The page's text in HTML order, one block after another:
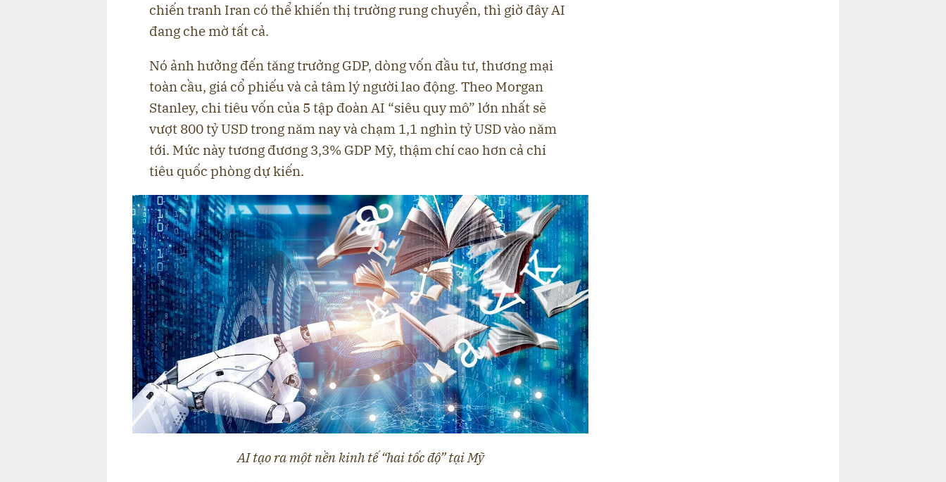
chiến tranh Iran có thể khiến thị trường rung chuyển, thì giờ đây AI
đang che mờ tất cả.
Nó ảnh hưởng đến tăng trưởng GDP, dòng vốn đầu tư, thương mại
toàn cầu, giá cổ phiếu và cả tâm lý người lao động. Theo Morgan
Stanley, chi tiêu vốn của 5 tập đoàn AI “siêu quy mô” lớn nhất sẽ
vượt 800 tỷ USD trong năm nay và chạm 1,1 nghìn tỷ USD vào năm
tới. Mức này tương đương 3,3% GDP Mỹ, thậm chí cao hơn cả chi
tiêu quốc phòng dự kiến.
AI tạo ra một nền kinh tế “hai tốc độ” tại Mỹ